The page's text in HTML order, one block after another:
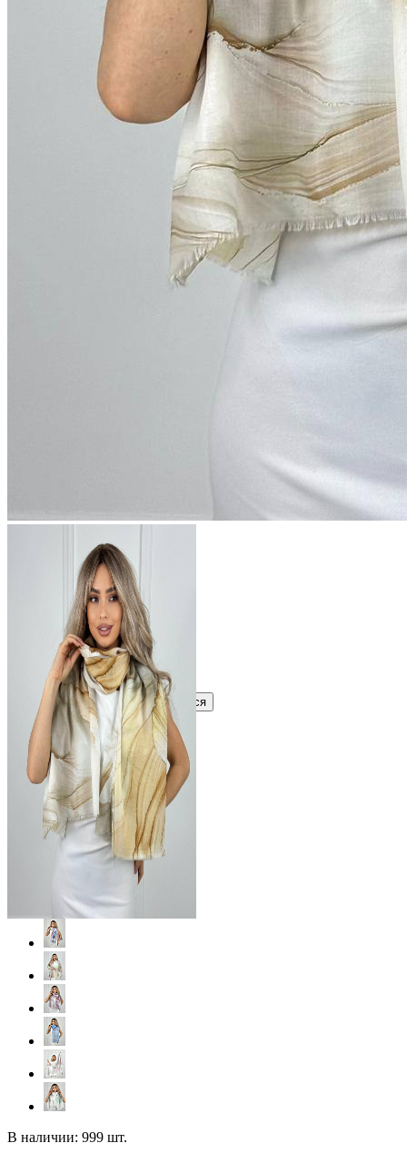
Узнать оптовую цену сейчас
Войти Зарегистрироваться
Оптом
Цвет:
В наличии: 999 шт.